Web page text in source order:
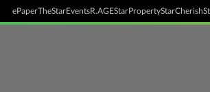
ePaperTheStarEventsR.AGEStarPropertyStarCherish